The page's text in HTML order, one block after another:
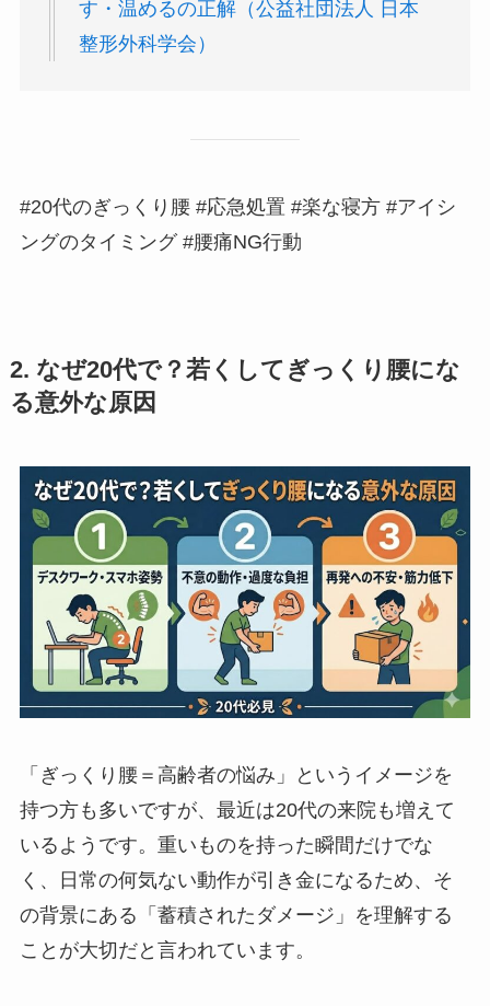
す・温めるの正解（公益社団法人 日本
整形外科学会）
#20代のぎっくり腰 #応急処置 #楽な寝方 #アイシ
ングのタイミング #腰痛NG行動
2. なぜ20代で？若くしてぎっくり腰にな
る意外な原因
「ぎっくり腰＝高齢者の悩み」というイメージを
持つ方も多いですが、最近は20代の来院も増えて
いるようです。重いものを持った瞬間だけでな
く、日常の何気ない動作が引き金になるため、そ
の背景にある「蓄積されたダメージ」を理解する
ことが大切だと言われています。